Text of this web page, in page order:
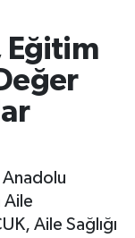
Eğitim
Aile
Aile Sağlığı